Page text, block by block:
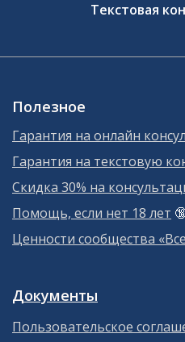
Текстовая
Полезное
Гарантия на онлайн
Гарантия на текстовую
Скидка 30% на
Помощь, если нет 18 лет
Ценности сообщества
Документы
Пользовательское